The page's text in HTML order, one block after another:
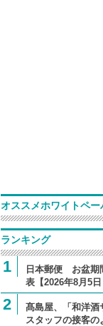
オススメホワイトペー
ランキング
1
日本郵便 お盆期
表【2026年8月5日
2
髙島屋、「和洋酒
スタッフの接客の